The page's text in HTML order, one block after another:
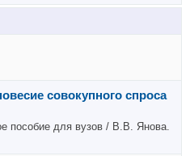
совокупного спроса
пособие для вузов / В.В. Янова.